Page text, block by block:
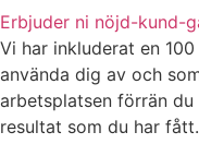
Erbjuder ni nöjd-kund-
Vi har inkluderat en
använda dig av och
arbetsplatsen förrän
resultat som du har fått.